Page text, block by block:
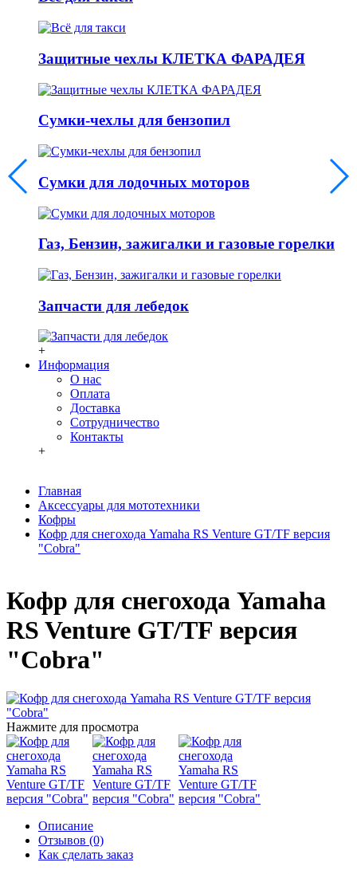
Защитные чехлы КЛЕТКА ФАРАДЕЯ
Сумки-чехлы для бензопил
Сумки для лодочных моторов
Газ, Бензин, зажигалки и газовые горелки
Запчасти для лебедок
+
Информация
О нас
Оплата
Доставка
Сотрудничество
Контакты
+
Главная
Аксессуары для мототехники
Кофры
Кофр для снегохода Yamaha RS Venture GT/TF версия
"Cobra"
Кофр для снегохода Yamaha
RS Venture GT/TF версия
"Cobra"
Нажмите для просмотра
Описание
Отзывов (0)
Как сделать заказ